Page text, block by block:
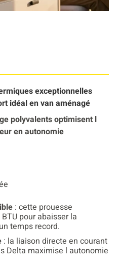
exceptionnelles
idéal en van aménagé
polyvalents optimisent l
en autonomie
: cette prouesse
pour abaisser la
temps record.
: la liaison directe en courant
Delta maximise l autonomie